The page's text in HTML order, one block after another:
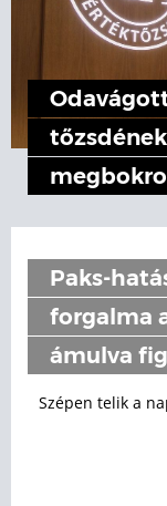
Paks-
forgalma
ámulva
Szépen telik a